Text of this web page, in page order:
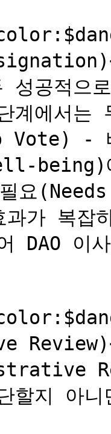
성공적으
계에서
- 비
요
가 복잡
DAO 이
할지 아